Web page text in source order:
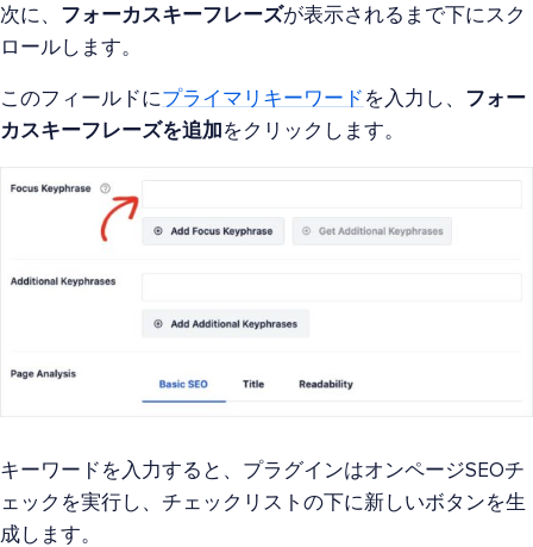
次に、 フォーカスキーフレーズが表示されるまで下にスク
ロールします。
このフィールドにプライマリキーワード を入力し、 フォー
カスキーフレーズを追加 をクリックします。
キーワードを入力すると、プラグインはオンページSEOチ
ェックを実行し、チェックリストの下に新しいボタンを生
成します。